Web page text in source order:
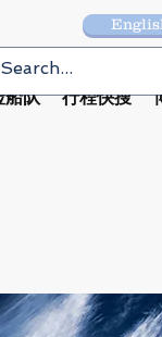
船队 行程快搜